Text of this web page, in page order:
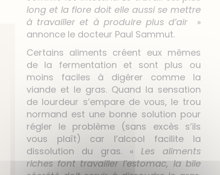
long et la flore doit elle aussi se mettre
à travailler et à produire plus d’air
»
annonce le docteur Paul Sammut.
Certains aliments créent eux mêmes
de la fermentation et sont plus ou
moins faciles à digérer comme la
viande et le gras. Quand la sensation
de lourdeur s’empare de vous, le trou
normand est une bonne solution pour
régler le problème (sans excès s’ils
vous plaît) car l’alcool facilite la
dissolution du gras. «Les aliments
riches font travailler l’estomac, la bile